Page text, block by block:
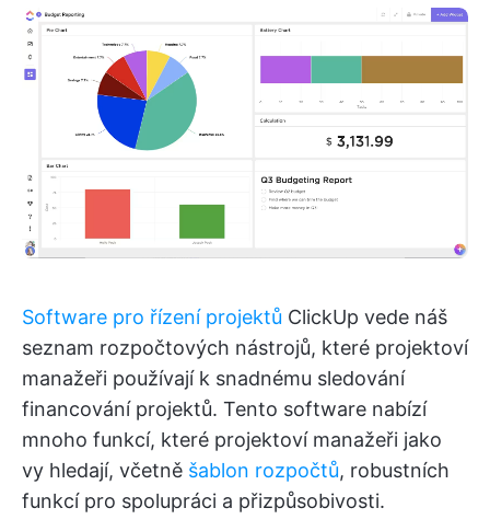
Software pro řízení projektů ClickUp vede náš
seznam rozpočtových nástrojů, které projektoví
manažeři používají k snadnému sledování
financování projektů. Tento software nabízí
mnoho funkcí, které projektoví manažeři jako
vy hledají, včetně šablon rozpočtů, robustních
funkcí pro spolupráci a přizpůsobivosti.